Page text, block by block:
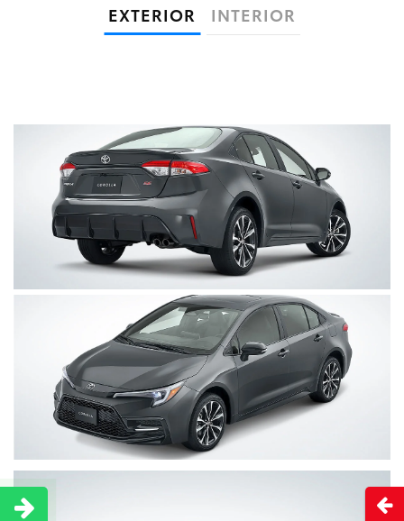
EXTERIOR INTERIOR
Clic
para
agrandar
foto
Clic